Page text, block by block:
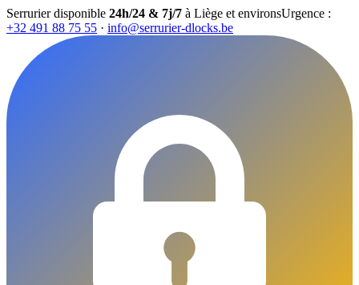
Serrurier disponible 24h/24 & 7j/7 à Liège et environsUrgence :
+32 491 88 75 55 · info@serrurier-dlocks.be